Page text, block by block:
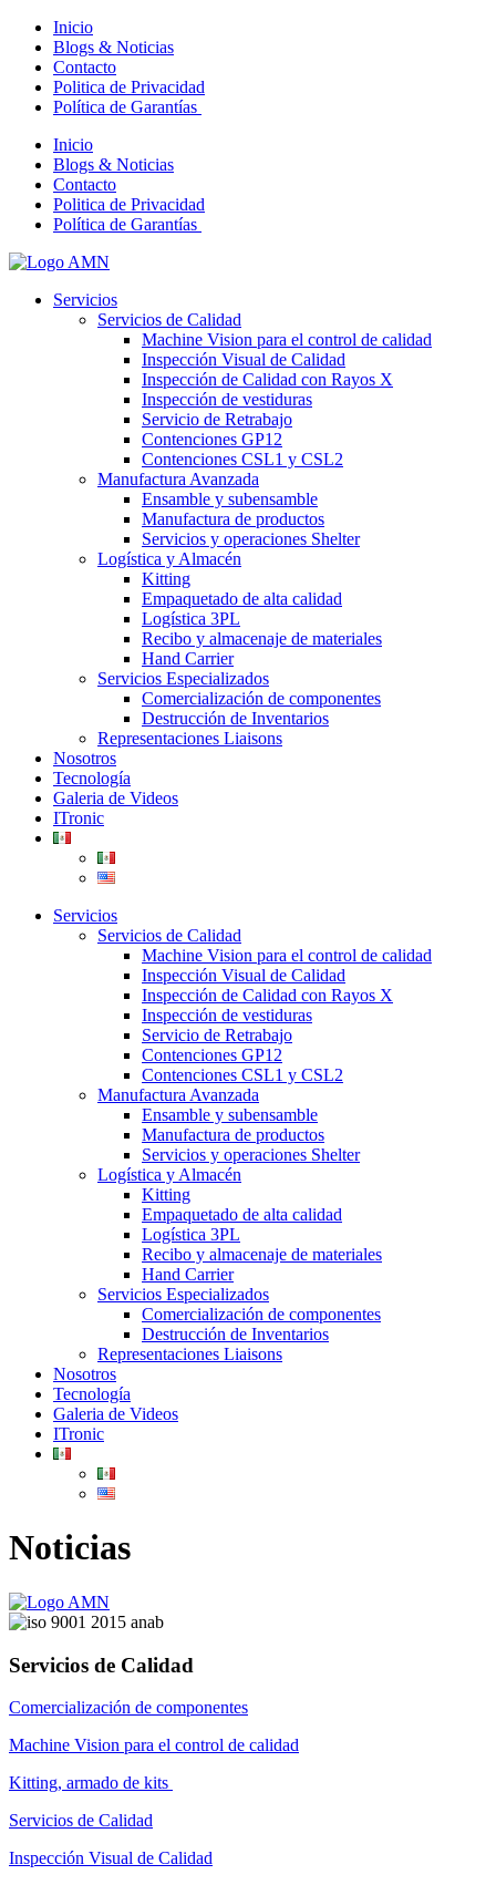
Inicio
Blogs & Noticias
Contacto
Politica de Privacidad
Política de Garantías
Inicio
Blogs & Noticias
Contacto
Politica de Privacidad
Política de Garantías
Servicios
Servicios de Calidad
Machine Vision para el control de calidad
Inspección Visual de Calidad
Inspección de Calidad con Rayos X
Inspección de vestiduras
Servicio de Retrabajo
Contenciones GP12
Contenciones CSL1 y CSL2
Manufactura Avanzada
Ensamble y subensamble
Manufactura de productos
Servicios y operaciones Shelter
Logística y Almacén
Kitting
Empaquetado de alta calidad
Logística 3PL
Recibo y almacenaje de materiales
Hand Carrier
Servicios Especializados
Comercialización de componentes
Destrucción de Inventarios
Representaciones Liaisons
Nosotros
Tecnología
Galeria de Videos
ITronic
Servicios
Servicios de Calidad
Machine Vision para el control de calidad
Inspección Visual de Calidad
Inspección de Calidad con Rayos X
Inspección de vestiduras
Servicio de Retrabajo
Contenciones GP12
Contenciones CSL1 y CSL2
Manufactura Avanzada
Ensamble y subensamble
Manufactura de productos
Servicios y operaciones Shelter
Logística y Almacén
Kitting
Empaquetado de alta calidad
Logística 3PL
Recibo y almacenaje de materiales
Hand Carrier
Servicios Especializados
Comercialización de componentes
Destrucción de Inventarios
Representaciones Liaisons
Nosotros
Tecnología
Galeria de Videos
ITronic
Noticias
Servicios de Calidad
Comercialización de componentes
Machine Vision para el control de calidad
Kitting, armado de kits
Servicios de Calidad
Inspección Visual de Calidad